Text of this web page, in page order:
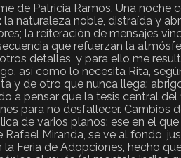
de Patricia Ramos, Una noche
la naturaleza noble, distraída y
la reiteración de mensajes
que refuerzan la
detalles, y para ello me
así como lo necesita Rita,
y de otro que nunca llega:
a pensar que la tesis central
para no desfallecer. Cambios
de varios planos: ese en el
Rafael Miranda, se ve al fondo,
la Feria de Adopciones, hecho